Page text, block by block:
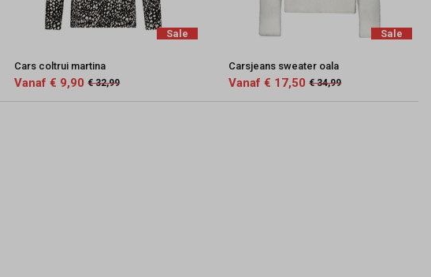
Sale
Cars coltrui martina
Vanaf € 9,90 € 32,99
Sale
Carsjeans sweater oala
Vanaf € 17,50 € 34,99